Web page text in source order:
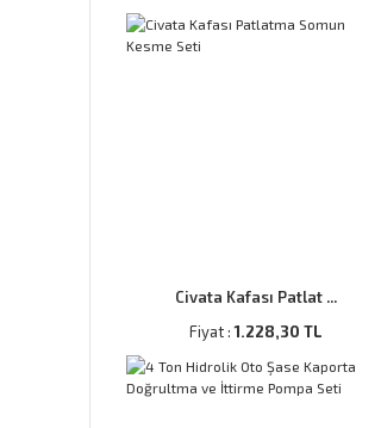
Civata Kafası Patlat ...
Fiyat :1.228,30 TL